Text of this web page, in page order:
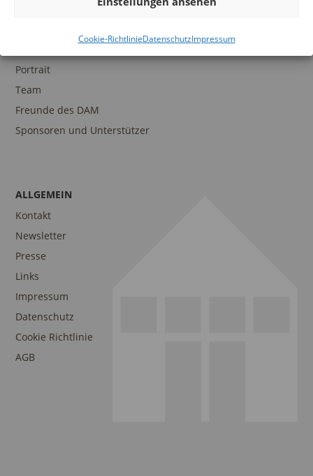
Cookie-RichtlinieDatenschutzImpressum
Portrait
Team
Freunde des DAM
Sponsoren und Unterstützer
ALLGEMEIN
Kontakt
Newsletter
Presse
Links
Impressum
Datenschutz
Cookie Richtlinie
AGB